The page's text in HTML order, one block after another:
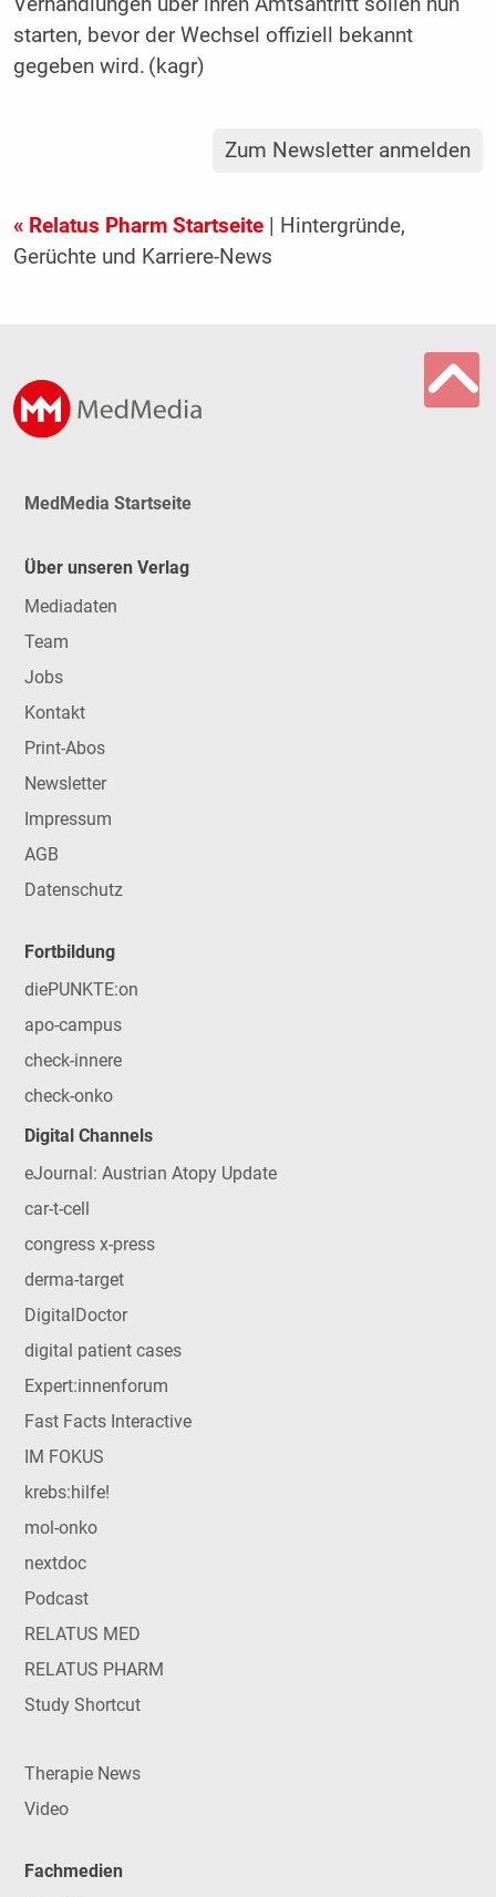
Verhandlungen über ihren Amtsantritt sollen nun
starten, bevor der Wechsel offiziell bekannt
gegeben wird. (kagr)
Zum Newsletter anmelden
« Relatus Pharm Startseite| Hintergründe,
Gerüchte und Karriere-News
MedMedia Startseite
Über unseren Verlag
Mediadaten
Team
Jobs
Kontakt
Print-Abos
Newsletter
Impressum
AGB
Datenschutz
Fortbildung
diePUNKTE:on
apo-campus
check-innere
check-onko
Digital Channels
eJournal: Austrian Atopy Update
car-t-cell
congress x-press
derma-target
DigitalDoctor
digital patient cases
Expert:innenforum
Fast Facts Interactive
IM FOKUS
krebs:hilfe!
mol-onko
nextdoc
Podcast
RELATUS MED
RELATUS PHARM
Study Shortcut
Therapie News
Video
Fachmedien